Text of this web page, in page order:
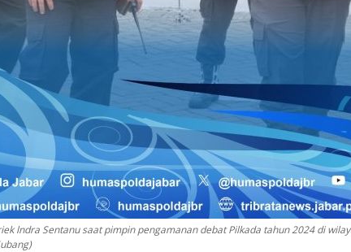
lndra Sentanu saat pimpin pengamanan debat Pilkada tahun 2024 di